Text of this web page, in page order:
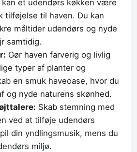
kan et udendørs køkken være
tilføjelse til haven. Du kan
måltider udendørs og nyde
samtidig.
Gør haven farverig og livlig
typer af planter og
en smuk haveoase, hvor du
og nyde naturens skønhed.
Skab stemning med
ved at tilføje udendørs
din yndlingsmusik, mens du
miljø.